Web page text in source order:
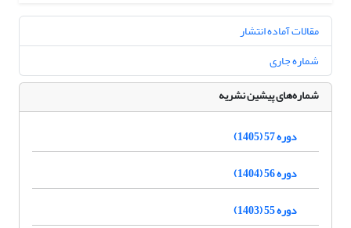
مقالات آماده انتشار
شماره جاری
شماره‌های پیشین نشریه
دوره 57 (1405)
دوره 56 (1404)
دوره 55 (1403)